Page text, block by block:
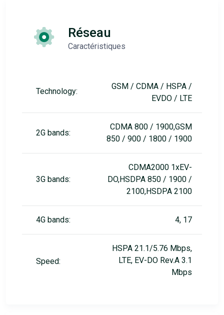
Réseau
Caractéristiques
Technology:
GSM / CDMA / HSPA /
EVDO / LTE
2G bands:
CDMA 800 / 1900,GSM
850 / 900 / 1800 / 1900
3G bands:
CDMA2000 1xEV-
DO,HSDPA 850 / 1900 /
2100,HSDPA 2100
4G bands: 4, 17
Speed:
HSPA 21.1/5.76 Mbps,
LTE, EV-DO Rev.A 3.1
Mbps